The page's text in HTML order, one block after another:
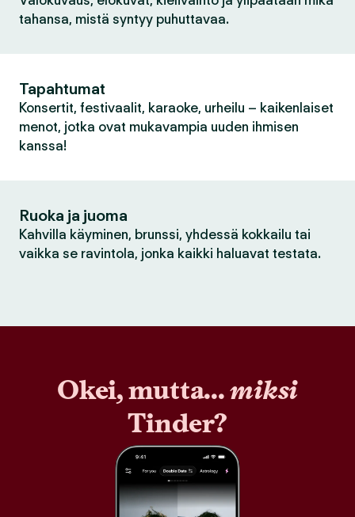
tahansa, mistä syntyy puhuttavaa.
Tapahtumat
Konsertit, festivaalit, karaoke, urheilu – kaikenlaiset
menot, jotka ovat mukavampia uuden ihmisen
kanssa!
Ruoka ja juoma
Kahvilla käyminen, brunssi, yhdessä kokkailu tai
vaikka se ravintola, jonka kaikki haluavat testata.
Okei, mutta...miksi
Tinder?